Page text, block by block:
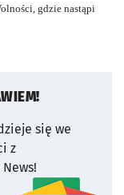
gdzie nastąpi
się we
z